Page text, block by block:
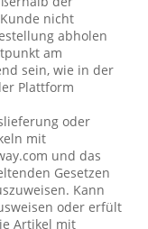
nicht
abholen
am
sein, wie in der
Plattform
oder
mit
und das
Gesetzen
Kann
oder erfült
Artikel mit